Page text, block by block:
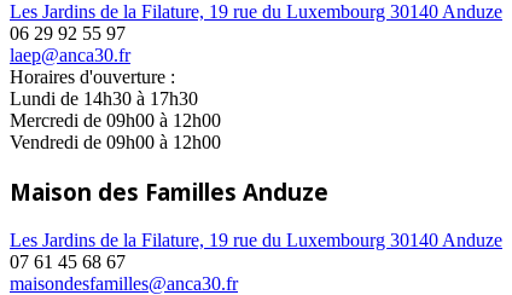
Les Jardins de la Filature, 19 rue du Luxembourg 30140 Anduze
06 29 92 55 97
laep@anca30.fr
Horaires d'ouverture :
Lundi de 14h30 à 17h30
Mercredi de 09h00 à 12h00
Vendredi de 09h00 à 12h00
Maison des Familles Anduze
Les Jardins de la Filature, 19 rue du Luxembourg 30140 Anduze
07 61 45 68 67
maisondesfamilles@anca30.fr